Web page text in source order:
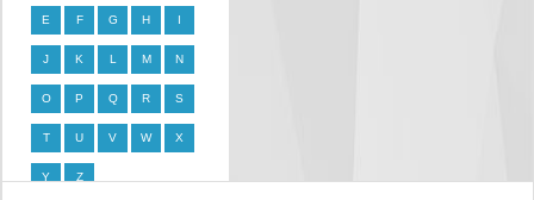
E F G H I
J K L M N
O P Q R S
T U V W X
Y Z